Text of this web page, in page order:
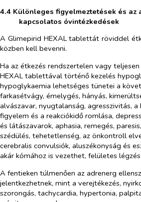
4.4 Különleges figyelmeztetések és az
kapcsolatos óvintézkedések
A Glimepirid HEXAL tablettát röviddel
közben kell bevenni.
Ha az étkezés rendszertelen vagy
HEXAL tablettával történő kezelés
hypoglykaemia lehetséges tünetei a
farkasétvágy, émelygés, hányás,
alvászavar, nyugtalanság, agresszivitás,
figyelem és a reakciókidő romlása,
és látászavarok, aphasia, remegés,
szédülés, tehetetlenség, az önkontroll
cerebralis convulsiók, aluszékonyság és
akár kómához is vezethet, felületes
A fentieken túlmenően az adrenerg
jelentkezhetnek, mint a verejtékezés,
szorongás, tachycardia, hypertonia,